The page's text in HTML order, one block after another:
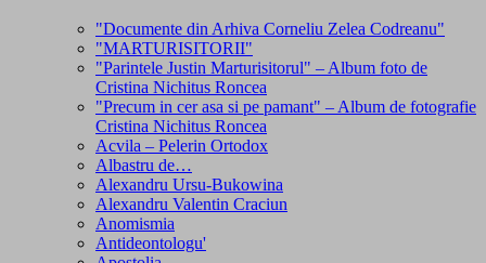
"Documente din Arhiva Corneliu Zelea Codreanu"
"MARTURISITORII"
"Parintele Justin Marturisitorul" – Album foto de
Cristina Nichitus Roncea
"Precum in cer asa si pe pamant" – Album de fotografie
Cristina Nichitus Roncea
Acvila – Pelerin Ortodox
Albastru de…
Alexandru Ursu-Bukowina
Alexandru Valentin Craciun
Anomismia
Antideontologu'